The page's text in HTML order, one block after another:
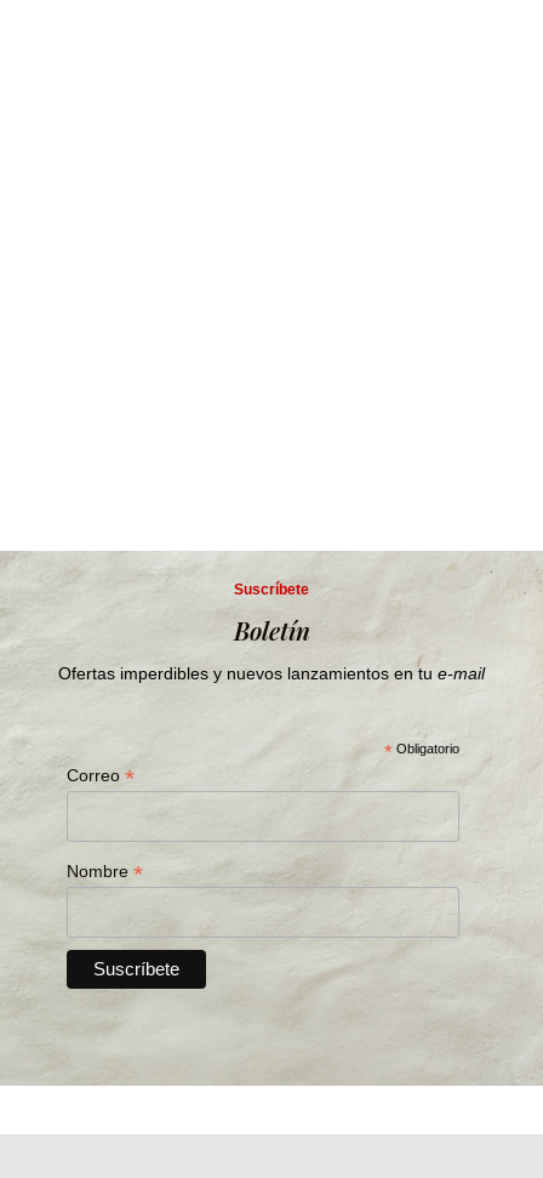
Suscríbete
Boletín
Ofertas imperdibles y nuevos lanzamientos en tu e-mail
* Obligatorio
Correo*
Nombre*